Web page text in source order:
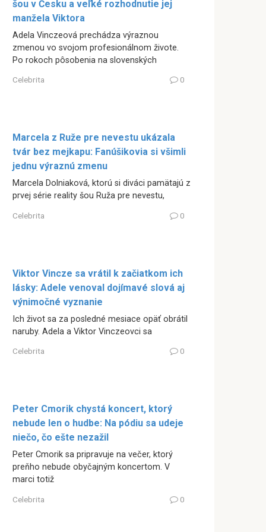
šou v Česku a veľké rozhodnutie jej
manžela Viktora
Adela Vinczeová prechádza výraznou
zmenou vo svojom profesionálnom živote.
Po rokoch pôsobenia na slovenských
Celebrita 0
Marcela z Ruže pre nevestu ukázala
tvár bez mejkapu: Fanúšikovia si všimli
jednu výraznú zmenu
Marcela Dolniaková, ktorú si diváci pamätajú z
prvej série reality šou Ruža pre nevestu,
Celebrita 0
Viktor Vincze sa vrátil k začiatkom ich
lásky: Adele venoval dojímavé slová aj
výnimočné vyznanie
Ich život sa za posledné mesiace opäť obrátil
naruby. Adela a Viktor Vinczeovci sa
Celebrita 0
Peter Cmorik chystá koncert, ktorý
nebude len o hudbe: Na pódiu sa udeje
niečo, čo ešte nezažil
Peter Cmorik sa pripravuje na večer, ktorý
preňho nebude obyčajným koncertom. V
marci totiž
Celebrita 0